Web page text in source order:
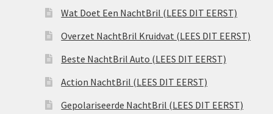
Wat Doet Een NachtBril (LEES DIT EERST)
Overzet NachtBril Kruidvat (LEES DIT EERST)
Beste NachtBril Auto (LEES DIT EERST)
Action NachtBril (LEES DIT EERST)
Gepolariseerde NachtBril (LEES DIT EERST)